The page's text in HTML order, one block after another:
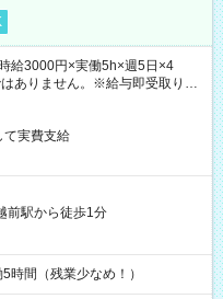
給3000円×実働5h×週5日×4
ありません。※給与即受取りサ
て実費支給
前駅から徒歩1分
時間（残業少なめ！）